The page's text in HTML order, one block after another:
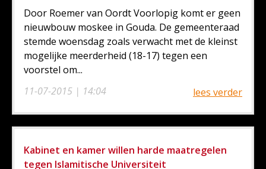
11-07-2015 | 14:04
Door Roemer van Oordt Voorlopig komt er geen
nieuwbouw moskee in Gouda. De gemeenteraad
stemde woensdag zoals verwacht met de kleinst
mogelijke meerderheid (18-17) tegen een
voorstel om...
lees verder
Kabinet en kamer willen harde maatregelen
tegen Islamitische Universiteit